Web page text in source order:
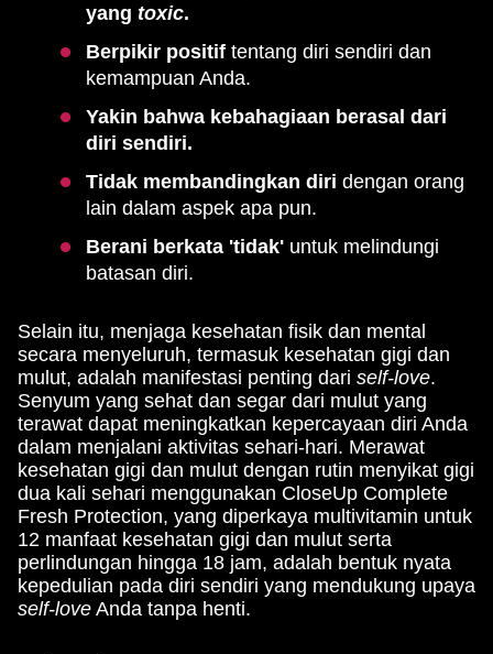
yang toxic.
Berpikir positiftentang diri sendiri dan
kemampuan Anda.
Yakin bahwa kebahagiaan berasal dari
diri sendiri.
Tidak membandingkan diri dengan orang
lain dalam aspek apa pun.
Berani berkata 'tidak'untuk melindungi
batasan diri.
Selain itu, menjaga kesehatan fisik dan mental
secara menyeluruh, termasuk kesehatan gigi dan
mulut, adalah manifestasi penting dari self-love.
Senyum yang sehat dan segar dari mulut yang
terawat dapat meningkatkan kepercayaan diri Anda
dalam menjalani aktivitas sehari-hari. Merawat
kesehatan gigi dan mulut dengan rutin menyikat gigi
dua kali sehari menggunakan CloseUp Complete
Fresh Protection, yang diperkaya multivitamin untuk
12 manfaat kesehatan gigi dan mulut serta
perlindungan hingga 18 jam, adalah bentuk nyata
kepedulian pada diri sendiri yang mendukung upaya
self-love Anda tanpa henti.